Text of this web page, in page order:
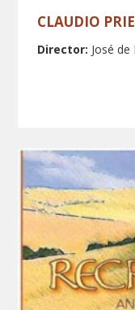
CLAUDIO
Director: José de